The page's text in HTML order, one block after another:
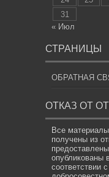
31
« Июл
СТРАНИЦЫ
ОБРАТНАЯ
ОТКАЗ ОТ
Все
получены из
опубликованы
соответствии